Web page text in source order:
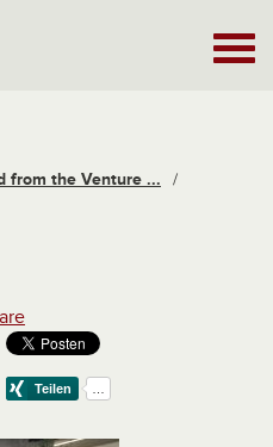
from the Venture ...
/